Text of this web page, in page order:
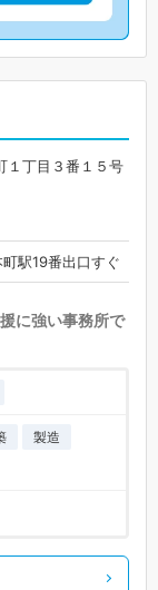
１丁目３番１５号
駅19番出口すぐ
に強い事務所で
製造